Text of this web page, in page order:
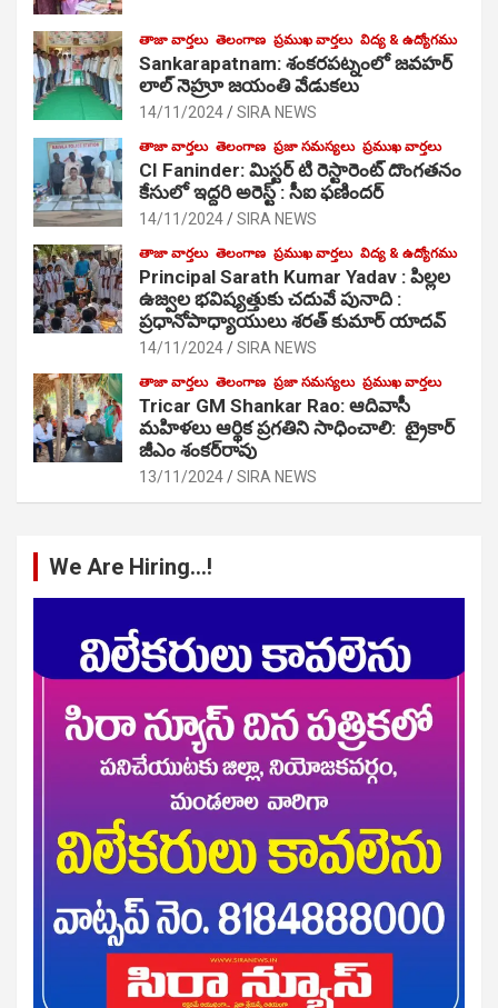
తాజా వార్తలు తెలంగాణ ప్రముఖ వార్తలు విద్య & ఉద్యోగము
Sankarapatnam: శంకరపట్నంలో జవహర్
లాల్ నెహ్రూ జయంతి వేడుకలు
14/11/2024 SIRA NEWS
తాజా వార్తలు తెలంగాణ ప్రజా సమస్యలు ప్రముఖ వార్తలు
CI Faninder: మిస్టర్ టి రెస్టారెంట్ దొంగతనం
కేసులో ఇద్దరి అరెస్ట్ : సీఐ ఫణిందర్
14/11/2024 SIRA NEWS
తాజా వార్తలు తెలంగాణ ప్రముఖ వార్తలు విద్య & ఉద్యోగము
Principal Sarath Kumar Yadav : పిల్లల
ఉజ్వల భవిష్యత్తుకు చదువే పునాది :
ప్రధానోపాధ్యాయులు శరత్ కుమార్ యాదవ్
14/11/2024 SIRA NEWS
తాజా వార్తలు తెలంగాణ ప్రజా సమస్యలు ప్రముఖ వార్తలు
Tricar GM Shankar Rao: ఆదివాసీ
మహిళలు ఆర్థిక ప్రగతిని సాధించాలి: ట్రైకార్
జీఎం శంకర్‌రావు
13/11/2024 SIRA NEWS
We Are Hiring…!